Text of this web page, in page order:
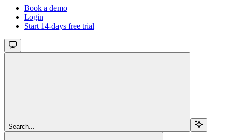
Book a demo
Login
Start 14-days free trial
Search...